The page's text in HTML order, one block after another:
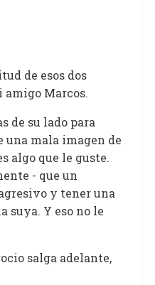
de esos dos
amigo Marcos.
de su lado para
una mala imagen de
algo que le guste.
- que un
y tener una
suya. Y eso no le
salga adelante,